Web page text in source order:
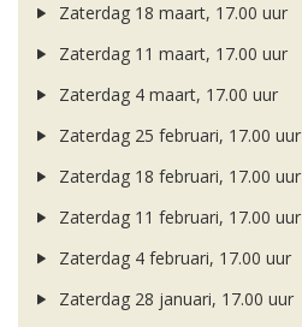
Zaterdag 18 maart, 17.00 uur
Zaterdag 11 maart, 17.00 uur
Zaterdag 4 maart, 17.00 uur
Zaterdag 25 februari, 17.00 uur
Zaterdag 18 februari, 17.00 uur
Zaterdag 11 februari, 17.00 uur
Zaterdag 4 februari, 17.00 uur
Zaterdag 28 januari, 17.00 uur